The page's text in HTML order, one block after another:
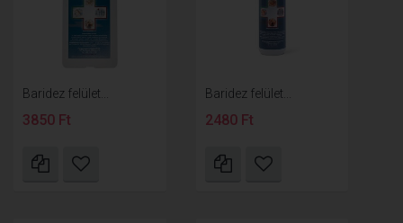
Baridez felület...
3850 Ft
Baridez felület...
2480 Ft